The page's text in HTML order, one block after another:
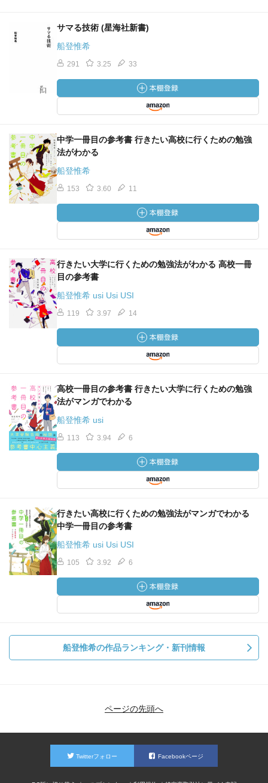
サマる技術 (星海社新書)
船登惟希
291 3.25 33
中学一冊目の参考書 行きたい高校に行くための勉強
法がわかる
船登惟希
153 3.60 11
行きたい大学に行くための勉強法がわかる 高校一冊
目の参考書
船登惟希 usi Usi USI
119 3.97 14
高校一冊目の参考書 行きたい大学に行くための勉強
法がマンガでわかる
船登惟希 usi
113 3.94 6
行きたい高校に行くための勉強法がマンガでわかる
中学一冊目の参考書
船登惟希 usi Usi USI
105 3.92 6
船登惟希の作品ランキング・新刊情報
ページの先頭へ
Twitterフォロー Facebookページ